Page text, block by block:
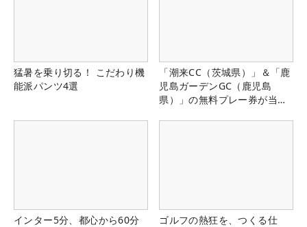
猛暑を乗り切る！ こだわり機
能派パンツ4選
「潮来CC（茨城県）」＆「鹿
児島ガーデンGC（鹿児島
県）」の無料プレー券が当た
インター5分、都心から60分
ゴルフの熱狂を、つくる仕